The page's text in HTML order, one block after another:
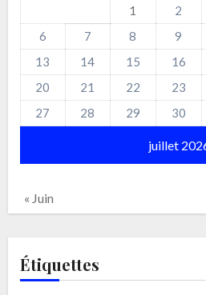
juillet
1
2
6
7 8 9
13
14 15 16
20
21 22 23
27
28 29 30
« Juin
Étiquettes